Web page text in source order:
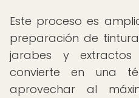
Este proceso es
preparación de
jarabes y
convierte en una
aprovechar al